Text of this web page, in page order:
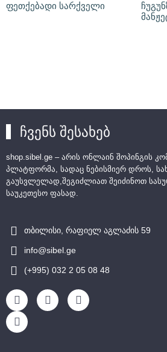
ფეთქებადი სარქველი
ჩვენს შესახებ
shop.sibel.ge – არის ონლაინ შოპინგის
პლატფორმა, სადაც ნებისმიერ დროს,
გაუსვლელად,შეგიძლიათ შეიძინოთ
საუკეთესო ფასად.
თბილისი, რაფიელ აგლაძის 59
info@sibel.ge
(+995) 032 2 05 08 48